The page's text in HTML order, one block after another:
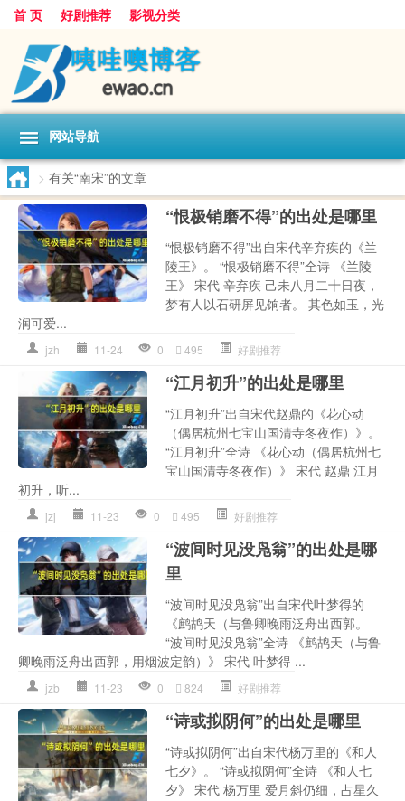
首 页 好剧推荐 影视分类
网站导航
> 有关“南宋”的文章
“恨极销磨不得”的出处是哪里
“恨极销磨不得”出自宋代辛弃疾的《兰
陵王》。 “恨极销磨不得”全诗 《兰陵
王》 宋代 辛弃疾 己未八月二十日夜，
梦有人以石研屏见饷者。 其色如玉，光
润可爱...
jzh 11-24 0 495 好剧推荐
“江月初升”的出处是哪里
“江月初升”出自宋代赵鼎的《花心动
（偶居杭州七宝山国清寺冬夜作）》。
“江月初升”全诗 《花心动（偶居杭州七
宝山国清寺冬夜作）》 宋代 赵鼎 江月
初升，听...
jzj 11-23 0 495 好剧推荐
“波间时见没凫翁”的出处是哪
里
“波间时见没凫翁”出自宋代叶梦得的
《鹧鸪天（与鲁卿晚雨泛舟出西郭。
“波间时见没凫翁”全诗 《鹧鸪天（与鲁
卿晚雨泛舟出西郭，用烟波定韵）》 宋代 叶梦得 ...
jzb 11-23 0 824 好剧推荐
“诗或拟阴何”的出处是哪里
“诗或拟阴何”出自宋代杨万里的《和人
七夕》。 “诗或拟阴何”全诗 《和人七
夕》 宋代 杨万里 爱月斜仍细，占星久